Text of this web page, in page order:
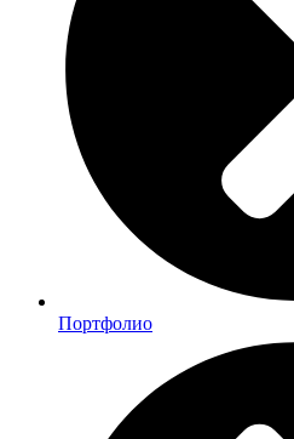
Портфолио